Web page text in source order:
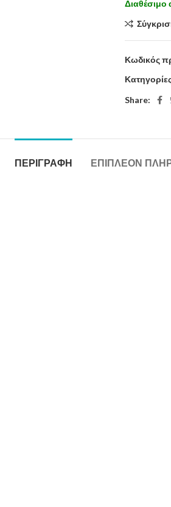
Διαθέσιμο
Κωδικός
Share:
ΠΕΡΙΓΡΑΦΉ ΕΠΙΠΛΈΟΝ